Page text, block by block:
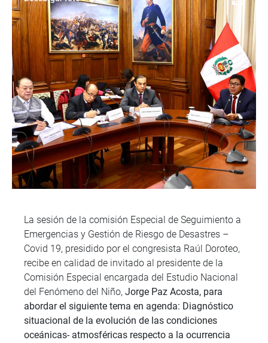
La sesión de la comisión Especial de Seguimiento a
Emergencias y Gestión de Riesgo de Desastres –
Covid 19, presidido por el congresista Raúl Doroteo,
recibe en calidad de invitado al presidente de la
Comisión Especial encargada del Estudio Nacional
del Fenómeno del Niño, Jorge Paz Acosta, para
abordar el siguiente tema en agenda: Diagnóstico
situacional de la evolución de las condiciones
oceánicas- atmosféricas respecto a la ocurrencia